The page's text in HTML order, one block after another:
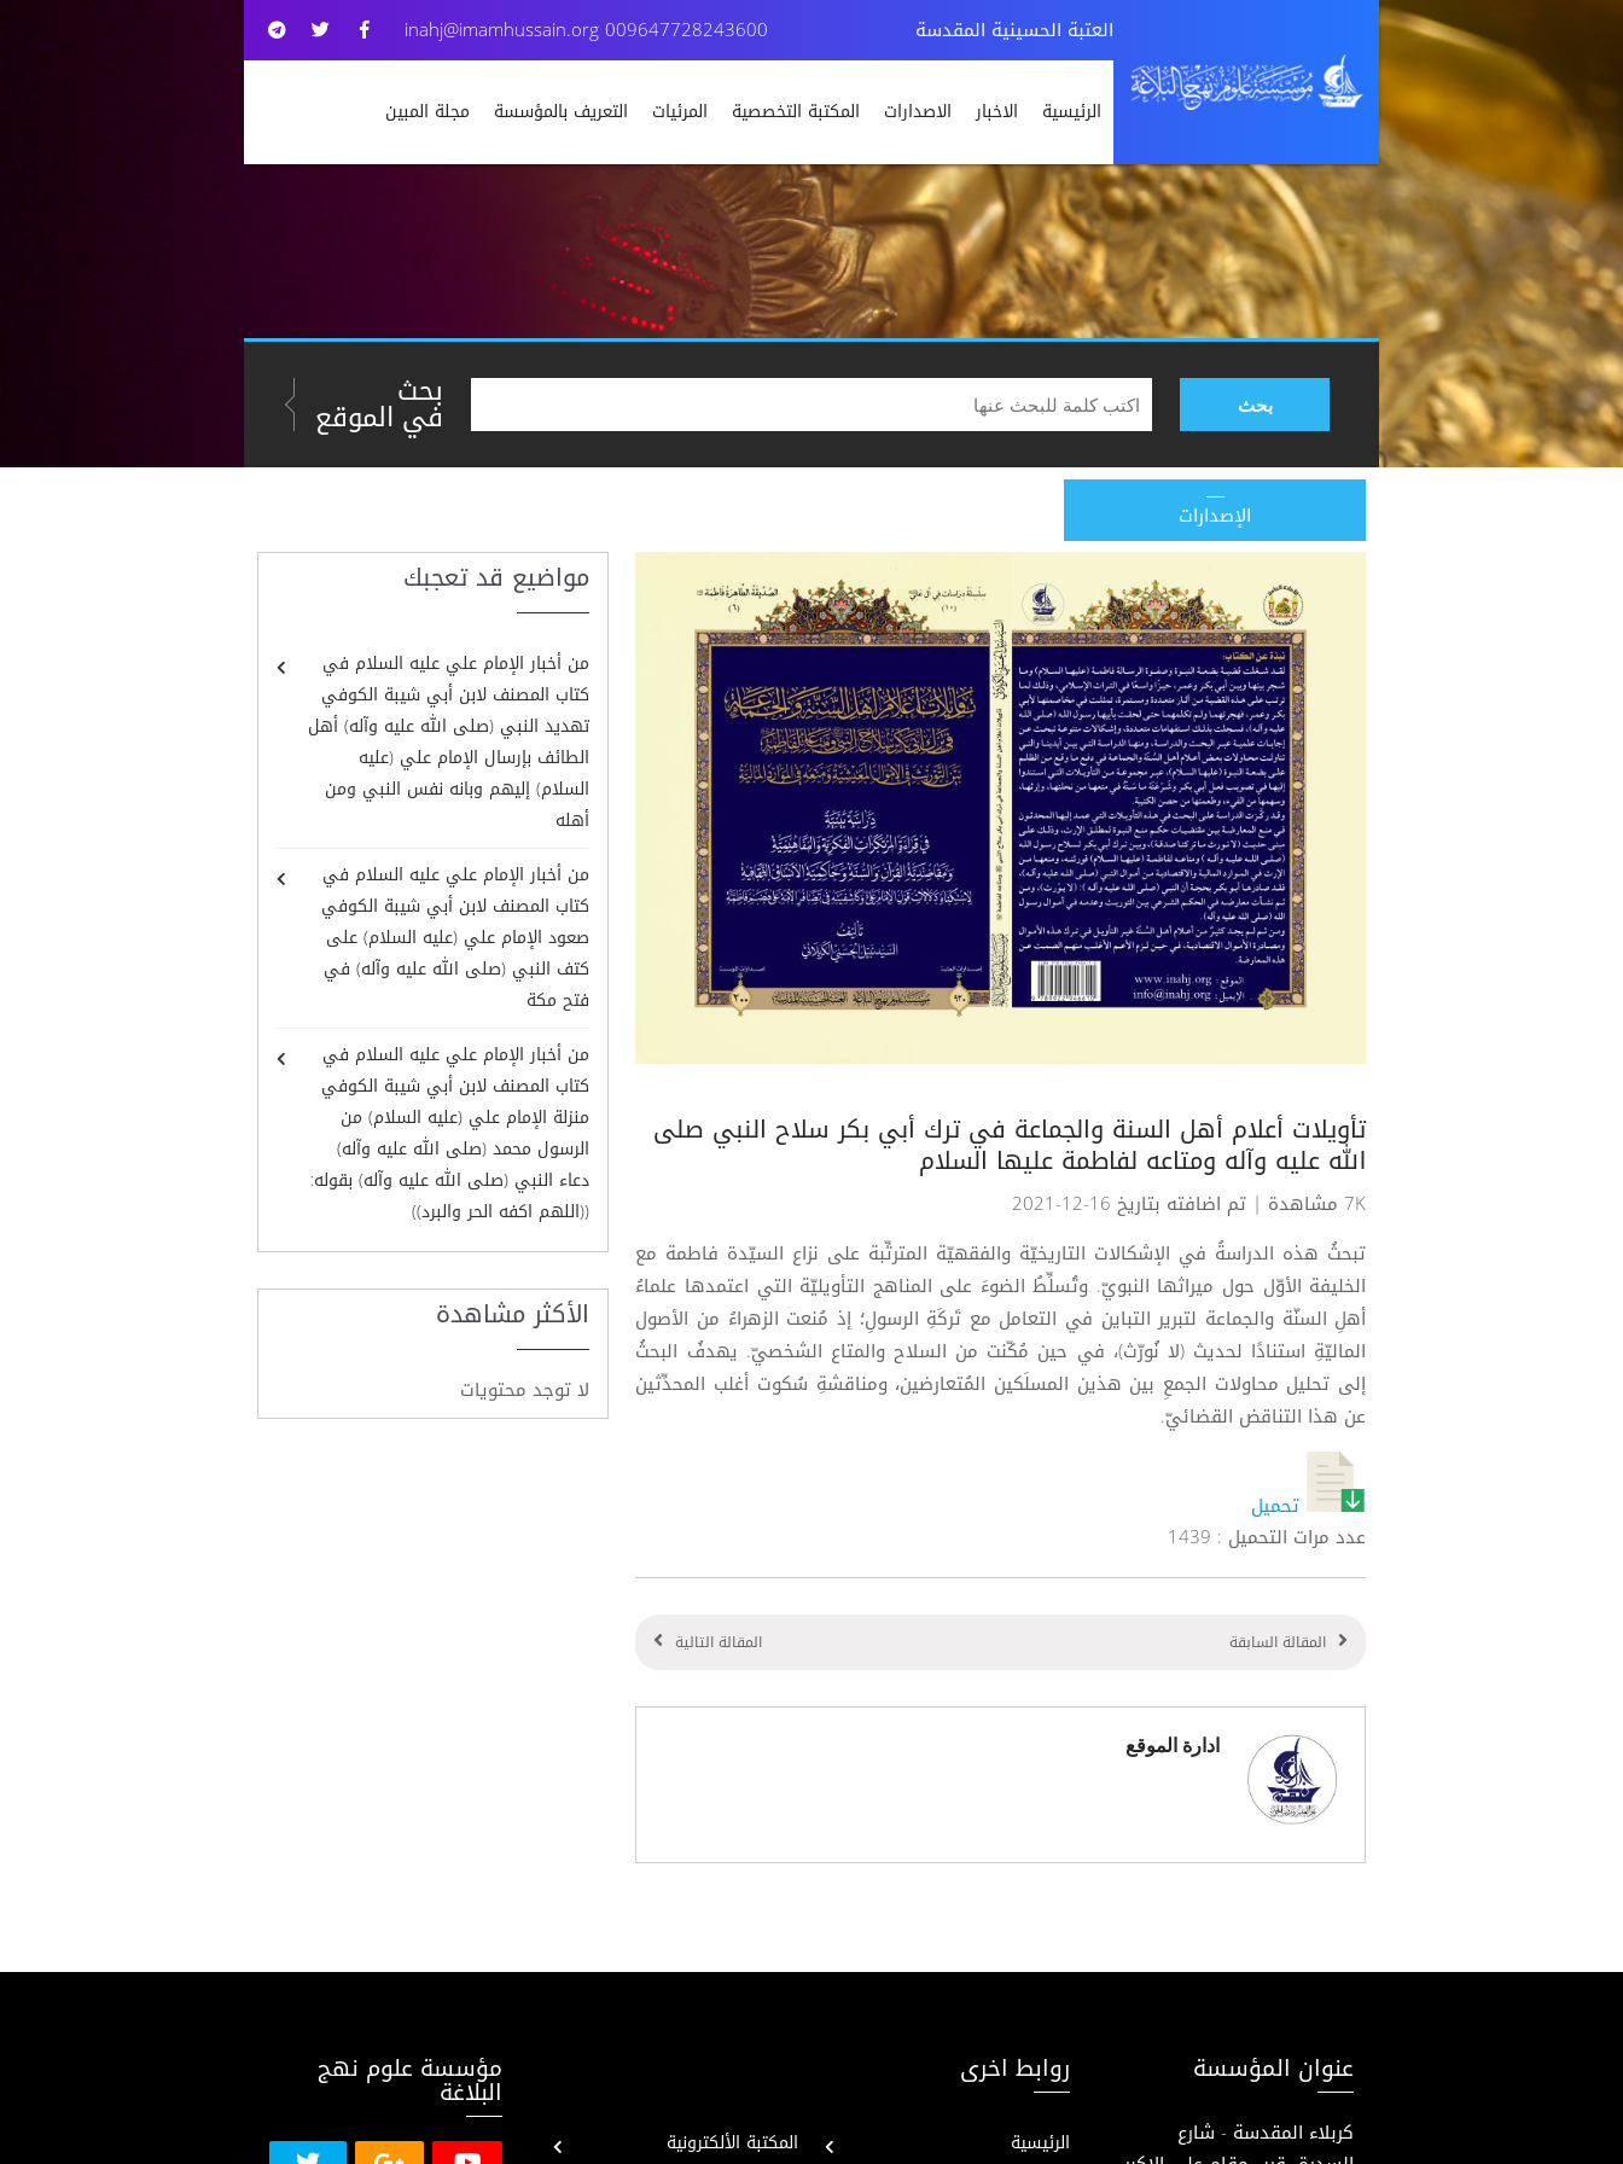
العتبة الحسينية المقدسة 009647728243600
inahj@imamhussain.org
الرئيسية الاخبار الاصدارات المكتبة التخصصية المرئيات التعريف بالمؤسسة مجلة المبين
بحث بحث
في الموقع
الإصدارات
تأويلات أعلام أهل السنة والجماعة في ترك أبي بكر سلاح النبي صلى
الله عليه وآله ومتاعه لفاطمة عليها السلام
7K مشاهدة
| تم اضافته بتاريخ 16-12-2021
تبحثُ هذه الدراسةُ في الإشكالات التاريخيّة والفقهيّة المترتِّبة على نزاع السيّدة فاطمة مع
الخليفة الأوّل حول ميراثها النبويّ. وتُسلِّطُ الضوءَ على المناهج التأويليّة التي اعتمدها علماءُ
أهلِ السنّة والجماعة لتبرير التباين في التعامل مع تَركَةِ الرسولِ؛ إذ مُنعت الزهراءُ من الأصول
الماليّةِ استنادًا لحديث (لا نُورّث)، في حين مُكّنت من السلاح والمتاع الشخصيّ. يهدفُ البحثُ
إلى تحليل محاولات الجمعِ بين هذين المسلَكين المُتعارضين، ومناقشةِ سُكوت أغلب المحدِّثين
عن هذا التناقض القضائيّ.
تحميل
عدد مرات التحميل : 1439
المقالة السابقة المقالة التالية
ادارة الموقع
مواضيع قد تعجبك
من أخبار الإمام علي عليه السلام في
كتاب المصنف لابن أبي شيبة الكوفي
تهديد النبي (صلى الله عليه وآله) أهل
الطائف بإرسال الإمام علي (عليه
السلام) إليهم وبانه نفس النبي ومن
أهله
من أخبار الإمام علي عليه السلام في
كتاب المصنف لابن أبي شيبة الكوفي
صعود الإمام علي (عليه السلام) على
كتف النبي (صلى الله عليه وآله) في
فتح مكة
من أخبار الإمام علي عليه السلام في
كتاب المصنف لابن أبي شيبة الكوفي
منزلة الإمام علي (عليه السلام) من
الرسول محمد (صلى الله عليه وآله)
دعاء النبي (صلى الله عليه وآله) بقوله:
((اللهم اكفه الحر والبرد))
الأكثر مشاهدة
لا توجد محتويات
عنوان المؤسسة
كربلاء المقدسة - شارع
روابط اخرى
الرئيسية المكتبة الألكترونية
مؤسسة علوم نهج
البلاغة